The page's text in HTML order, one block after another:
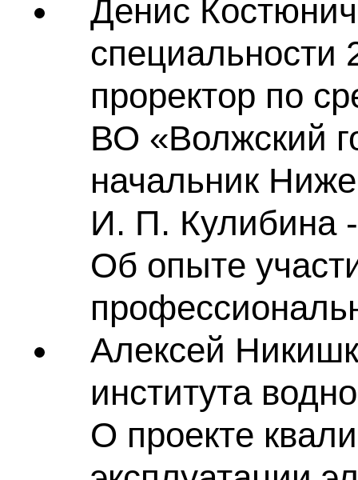
Денис
специальности
проректор по
ВО «Волжский
начальник
И. П. Кулибина
Об опыте
Алексей
института
О проекте